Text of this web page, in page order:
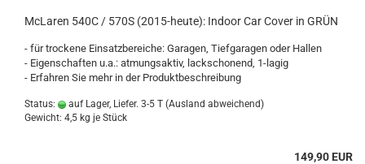
McLaren 540C / 570S (2015-heute): Indoor Car Cover in GRÜN
- für trockene Einsatzbereiche: Garagen, Tiefgaragen oder Hallen
- Eigenschaften u.a.: atmungsaktiv, lackschonend, 1-lagig
- Erfahren Sie mehr in der Produktbeschreibung
Status: auf Lager, Liefer. 3-5 T (Ausland abweichend)
Gewicht: 4,5 kg je Stück
149,90 EUR